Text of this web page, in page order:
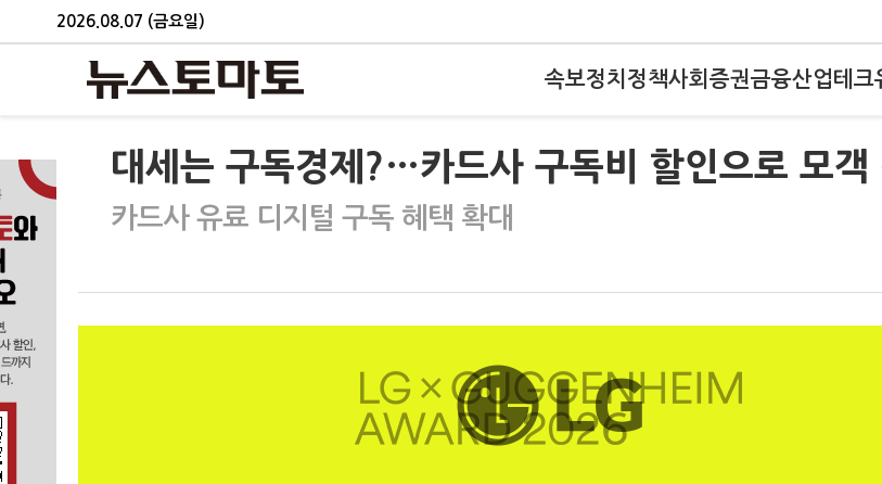
2026.08.07 (금요일)
속보정치 정책사회 증권금융산업테크
대세는 구독경제?…카드사 구독비 할인으로 모객
카드사 유료 디지털 구독 혜택 확대